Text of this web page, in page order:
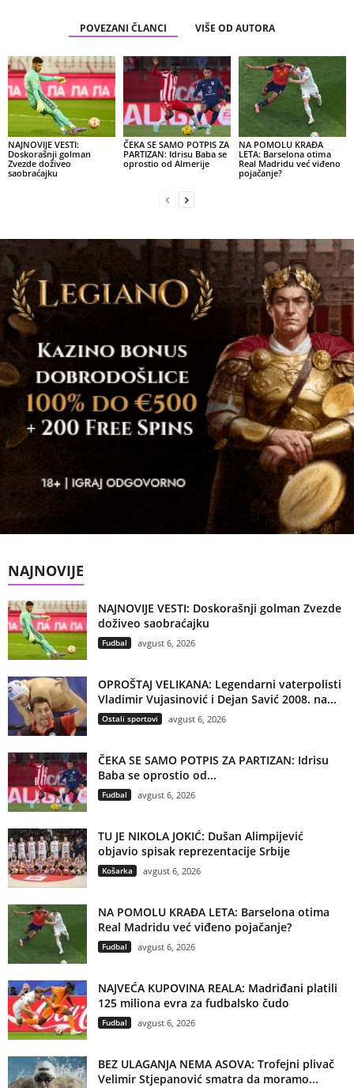
POVEZANI ČLANCI VIŠE OD AUTORA
NAJNOVIJE VESTI:
Doskorašnji golman
Zvezde doživeo
saobraćajku
ČEKA SE SAMO POTPIS ZA
PARTIZAN: Idrisu Baba se
oprostio od Almerije
NA POMOLU KRAĐA
LETA: Barselona otima
Real Madridu već viđeno
pojačanje?
NAJNOVIJE
NAJNOVIJE VESTI: Doskorašnji golman Zvezde
doživeo saobraćajku
Fudbal avgust 6, 2026
OPROŠTAJ VELIKANA: Legendarni vaterpolisti
Vladimir Vujasinović i Dejan Savić 2008. na...
Ostali sportovi avgust 6, 2026
ČEKA SE SAMO POTPIS ZA PARTIZAN: Idrisu
Baba se oprostio od...
Fudbal avgust 6, 2026
TU JE NIKOLA JOKIĆ: Dušan Alimpijević
objavio spisak reprezentacije Srbije
Košarka avgust 6, 2026
NA POMOLU KRAĐA LETA: Barselona otima
Real Madridu već viđeno pojačanje?
Fudbal avgust 6, 2026
NAJVEĆA KUPOVINA REALA: Madriđani platili
125 miliona evra za fudbalsko čudo
Fudbal avgust 6, 2026
BEZ ULAGANJA NEMA ASOVA: Trofejni plivač
Velimir Stjepanović smatra da moramo...